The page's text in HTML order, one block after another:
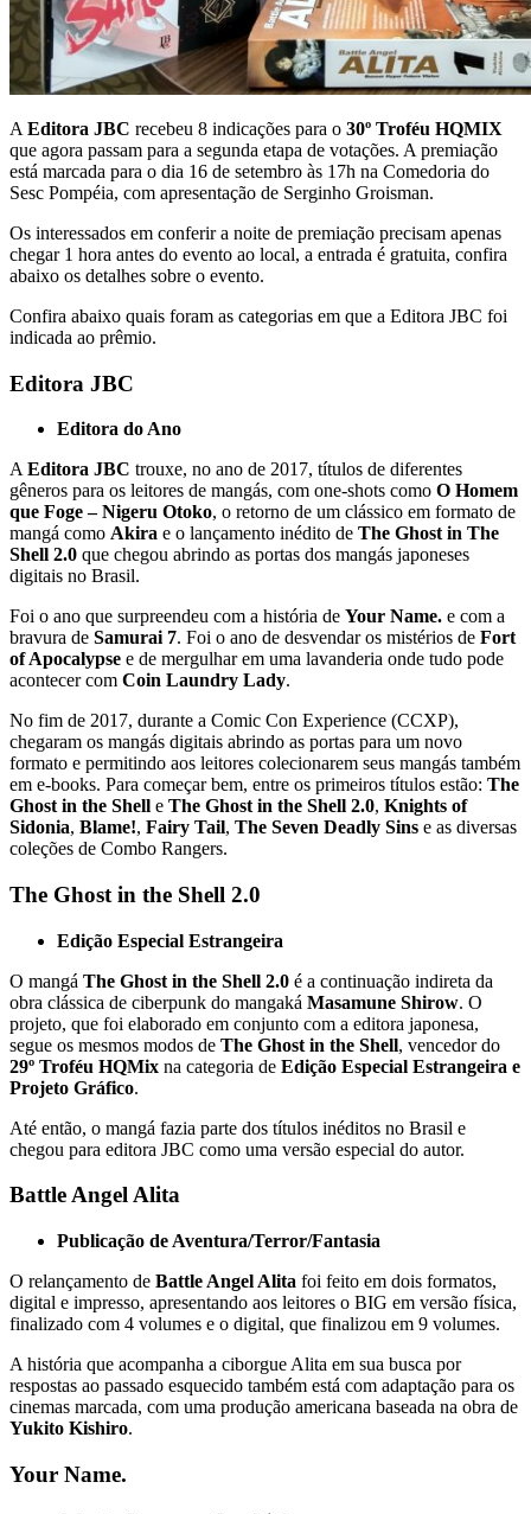
A Editora JBC recebeu 8 indicações para o 30º Troféu HQMIX
que agora passam para a segunda etapa de votações. A premiação
está marcada para o dia 16 de setembro às 17h na Comedoria do
Sesc Pompéia, com apresentação de Serginho Groisman.
Os interessados em conferir a noite de premiação precisam apenas
chegar 1 hora antes do evento ao local, a entrada é gratuita, confira
abaixo os detalhes sobre o evento.
Confira abaixo quais foram as categorias em que a Editora JBC foi
indicada ao prêmio.
Editora JBC
Editora do Ano
A Editora JBC trouxe, no ano de 2017, títulos de diferentes
gêneros para os leitores de mangás, com one-shots como O Homem
que Foge – Nigeru Otoko, o retorno de um clássico em formato de
mangá como Akira e o lançamento inédito de The Ghost in The
Shell 2.0 que chegou abrindo as portas dos mangás japoneses
digitais no Brasil.
Foi o ano que surpreendeu com a história de Your Name. e com a
bravura de Samurai 7. Foi o ano de desvendar os mistérios de Fort
of Apocalypse e de mergulhar em uma lavanderia onde tudo pode
acontecer com Coin Laundry Lady.
No fim de 2017, durante a Comic Con Experience (CCXP),
chegaram os mangás digitais abrindo as portas para um novo
formato e permitindo aos leitores colecionarem seus mangás também
em e-books. Para começar bem, entre os primeiros títulos estão: The
Ghost in the Shell e The Ghost in the Shell 2.0, Knights of
Sidonia, Blame!, Fairy Tail, The Seven Deadly Sins e as diversas
coleções de Combo Rangers.
The Ghost in the Shell 2.0
Edição Especial Estrangeira
O mangá The Ghost in the Shell 2.0 é a continuação indireta da
obra clássica de ciberpunk do mangaká Masamune Shirow. O
projeto, que foi elaborado em conjunto com a editora japonesa,
segue os mesmos modos de The Ghost in the Shell, vencedor do
29º Troféu HQMix na categoria de Edição Especial Estrangeira e
Projeto Gráfico.
Até então, o mangá fazia parte dos títulos inéditos no Brasil e
chegou para editora JBC como uma versão especial do autor.
Battle Angel Alita
Publicação de Aventura/Terror/Fantasia
O relançamento de Battle Angel Alita foi feito em dois formatos,
digital e impresso, apresentando aos leitores o BIG em versão física,
finalizado com 4 volumes e o digital, que finalizou em 9 volumes.
A história que acompanha a ciborgue Alita em sua busca por
respostas ao passado esquecido também está com adaptação para os
cinemas marcada, com uma produção americana baseada na obra de
Yukito Kishiro.
Your Name.